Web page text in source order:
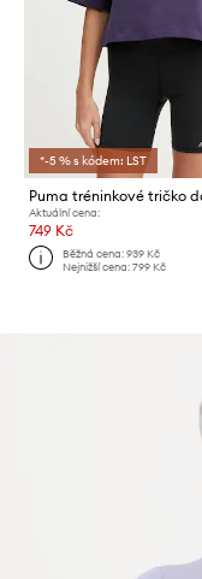
*-5 % s kódem: LST
Aktuální cena:
749 Kč
Běžná cena:939 Kč
Nejnižší cena:799 Kč